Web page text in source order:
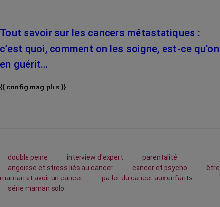
Tout savoir sur les cancers métastatiques :
c’est quoi, comment on les soigne, est-ce qu’on
en guérit…
{{ config.mag.plus }}
double peine interview d'expert
parentalité
angoisse et stress liés au cancer
cancer et psycho
être
maman et avoir un cancer
parler du cancer aux enfants
série maman solo